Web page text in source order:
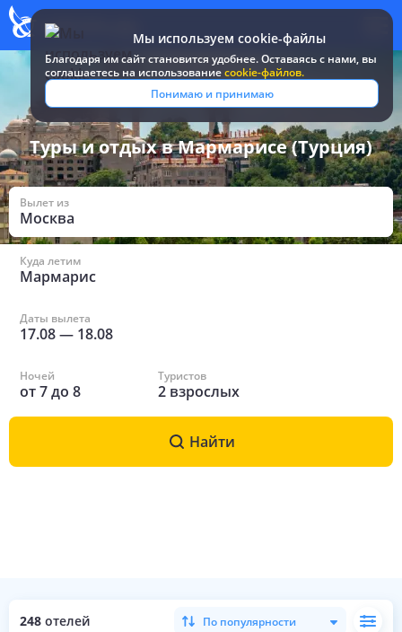
Мы используем cookie-файлы
Благодаря им сайт становится удобнее. Оставаясь c нами, вы
соглашаетесь на использованиеcookie-файлов.
Понимаю и принимаю
Все туры и путевки / Турция / в Мармарисе
Туры и отдых в Мармарисе (Турция)
Вылет из
Москва
Куда летим
Мармарис
Даты вылета
17.08— 18.08
Ночей
от7до 8
Туристов
2 взрослых
Найти
248 отелей По популярности